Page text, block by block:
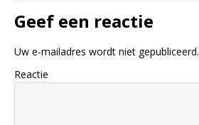
Geef een reactie
Uw e-mailadres wordt niet gepubliceerd.
Reactie